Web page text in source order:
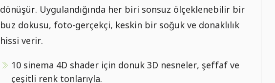
dönüşür. Uygulandığında her biri sonsuz ölçeklenebilir bir
buz dokusu, foto-gerçekçi, keskin bir soğuk ve donaklılık
hissi verir.
10 sinema 4D shader için donuk 3D nesneler, şeffaf ve
çeşitli renk tonlarıyla.